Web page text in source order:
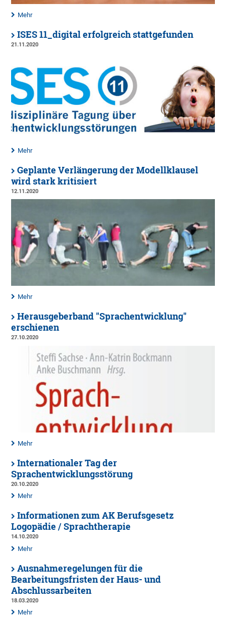
Mehr
ISES 11_digital erfolgreich stattgefunden
21.11.2020
Mehr
Geplante Verlängerung der Modellklausel
wird stark kritisiert
12.11.2020
Mehr
Herausgeberband "Sprachentwicklung"
erschienen
27.10.2020
Mehr
Internationaler Tag der
Sprachentwicklungsstörung
20.10.2020
Mehr
Informationen zum AK Berufsgesetz
Logopädie / Sprachtherapie
14.10.2020
Mehr
Ausnahmeregelungen für die
Bearbeitungsfristen der Haus- und
Abschlussarbeiten
18.03.2020
Mehr